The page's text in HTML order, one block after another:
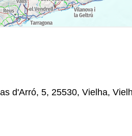
d'Arró, 5, 25530, Vielha,